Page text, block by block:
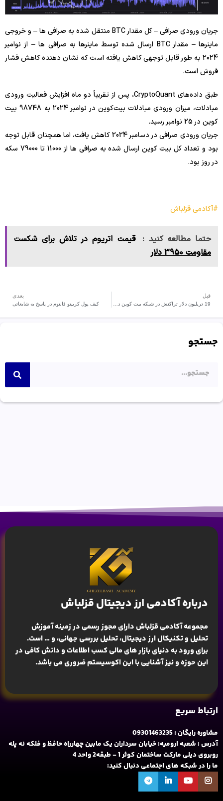
جریان ورودی صرافی – کل مقدار BTC منتقل شده به صرافی ها – و خروجی
ماینرها – مقدار BTC ارسال شده توسط ماینرها به صرافی ها – از نوامبر
2024 به طور قابل توجهی کاهش یافته است که نشان دهنده کاهش فشار
فروش است.
طبق داده‌های CryptoQuant، پس از تقریباً دو ماه افزایش فعالیت ورودی
مبادلات، میزان ورودی مبادلات بیت‌کوین در نوامبر 2024 به 98748 بیت
کوین در 25 نوامبر رسید.
جریان ورودی صرافی در دسامبر 2024 کاهش یافت، اما همچنان قابل توجه
بود و تعداد کل بیت کوین ارسال شده به صرافی ها از 11000 تا 79000 سکه
در روز بود.
#آکادمی قزلباش
حتما مطالعه کنید :
قیمت اتریوم در تلاش برای شکست
مقاومت 3950 دلار
قبل بعدی
کیف پول کریپتو فانتوم در پاسخ به شایعاتی
جستجو
درباره آکادمی ارز دیجیتال قزلباش
مجموعه آکادمی قزلباش دارای مجوز رسمی در زمینهآموزش
تحلیل و تکنیکال ارز دیجیتال، تحلیل بررسی جهانی، و … است.
برای ورود به دنیای بازار های مالی کسب اطلاعات و دانش کافی در
این حوزه و نیز آشنایی با این اکوسیستم ضروری می باشد.
ارتباط سریع
مشاوره رایگان : 09301463235
آدرس : شعبه ارومیه: خیابان سرداران یک مابین چهارراه حافظ و فلکه نه پله
روبروی دیلی مارکت ساختمان کوثر 1 - طبقه2 واحد 4
ما را در شبکه های اجتماعی دنبال کنید: